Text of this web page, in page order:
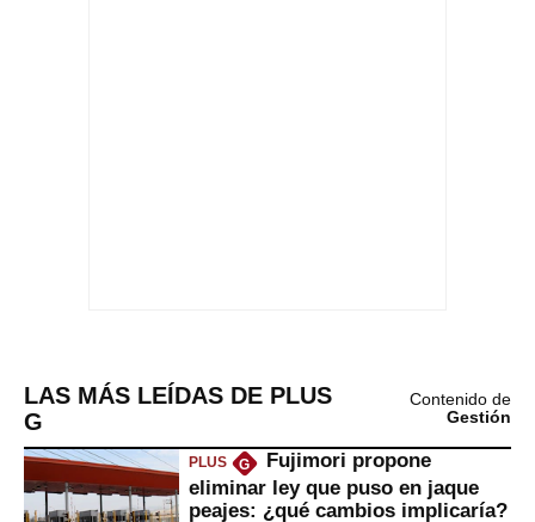
LAS MÁS LEÍDAS DE PLUS
G
Contenido de
Gestión
PLUS G
Fujimori propone
eliminar ley que puso en jaque
peajes: ¿qué cambios implicaría?